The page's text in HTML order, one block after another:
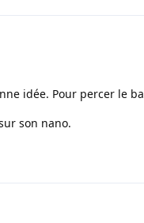
idée. Pour percer le
son nano.